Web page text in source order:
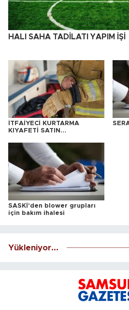
HALI SAHA TADİLATI YAPIM İŞİ
İTFAİYECİ KURTARMA
KIYAFETİ SATIN
SASKİ'den blower grupları
için bakım ihalesi
Yükleniyor...